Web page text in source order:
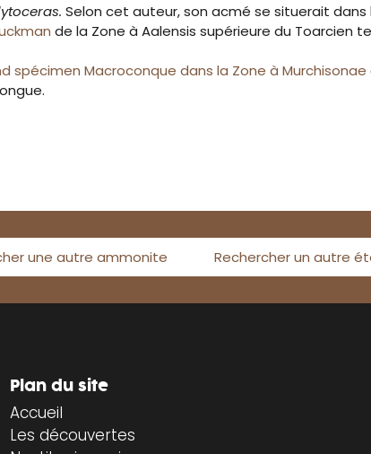
Selon cet auteur, son acmé se situerait
de la Zone à Aalensis supérieure du Toarcien
spécimen Macroconque dans la Zone à Murchisonae
une autre ammonite Rechercher un autre
Plan du site
Accueil
Les découvertes